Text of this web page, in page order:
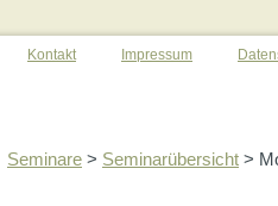
Kontakt Impressum
Seminare > Seminarübersicht >